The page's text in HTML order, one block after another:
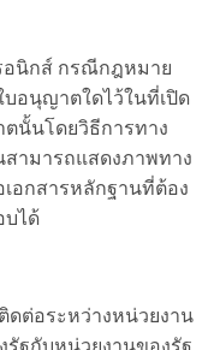
อนิกส์ กรณีกฎหมาย
อนุญาตใดไว้ในที่เปิด
นั้นโดยวิธีการทาง
ามารถแสดงภาพทาง
อกสารหลักฐานที่ต้อง
บได้
ดต่อระหว่างหน่วยงาน